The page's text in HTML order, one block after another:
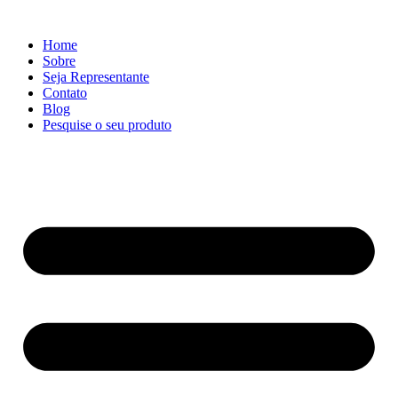
conteúdo
Home
Sobre
Seja Representante
Contato
Blog
Pesquise o seu produto